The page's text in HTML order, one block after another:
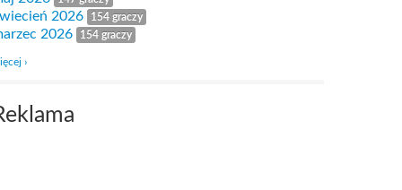
2026 154 graczy
2026 154 graczy
›